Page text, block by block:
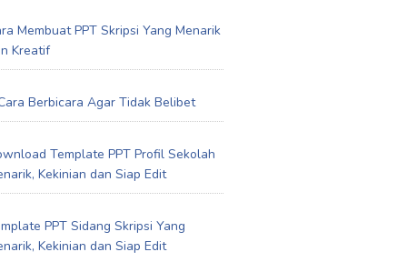
Membuat PPT Skripsi Yang Menarik
Kreatif
Berbicara Agar Tidak Belibet
Template PPT Profil Sekolah
Kekinian dan Siap Edit
PPT Sidang Skripsi Yang
Kekinian dan Siap Edit